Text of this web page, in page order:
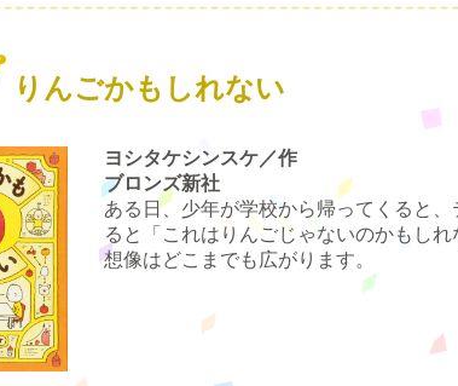
りんごかもしれない
ヨシタケシンスケ／作
ブロンズ新社
ある日、少年が学校から帰ってくると
ると「これはりんごじゃないのかもし
想像はどこまでも広がります。